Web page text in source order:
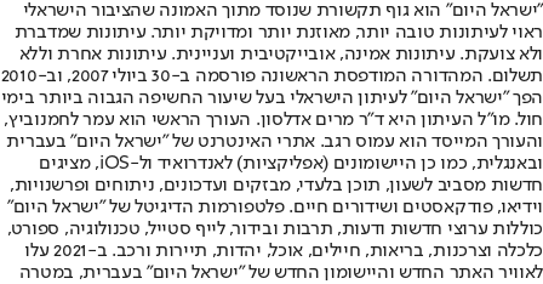
"ישראל היום" הוא גוף תקשורת שנוסד מתוך האמונה שהציבור הישראלי
ראוי לעיתונות טובה יותר, מאוזנת יותר ומדויקת יותר. עיתונות שמדברת
ולא צועקת. עיתונות אמינה, אובייקטיבית ועניינית. עיתונות אחרת וללא
תשלום. המהדורה המודפסת הראשונה פורסמה ב-30 ביולי 2007, וב-2010
הפך "ישראל היום" לעיתון הישראלי בעל שיעור החשיפה הגבוה ביותר בימי
חול. מו"ל העיתון היא ד"ר מרים אדלסון. העורך הראשי הוא עמר לחמנוביץ,
והעורך המייסד הוא עמוס רגב. אתרי האינטרנט של "ישראל היום" בעברית
ובאנגלית, כמו כן היישומונים (אפליקציות) לאנדרואיד ול-iOS, מציגים
חדשות מסביב לשעון, תוכן בלעדי, מבזקים ועדכונים, ניתוחים ופרשנויות,
וידיאו, פודקאסטים ושידורים חיים. פלטפורמות הדיגיטל של "ישראל היום"
כוללות ערוצי חדשות ודעות, תרבות ובידור, לייף סטייל, טכנולוגיה, ספורט,
כלכלה וצרכנות, בריאות, חיילים, אוכל, יהדות, תיירות ורכב. ב-2021 עלו
לאוויר האתר החדש והיישומון החדש של "ישראל היום" בעברית, במטרה